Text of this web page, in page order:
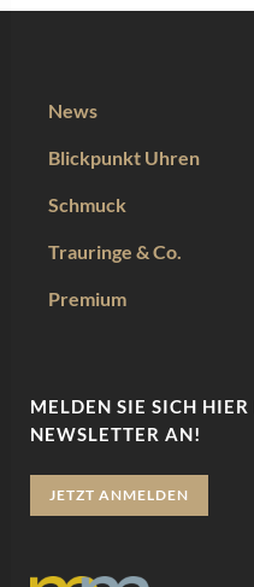
News
Blickpunkt Uhren
Schmuck
Trauringe & Co.
Premium
MELDEN SIE SICH HIER
NEWSLETTER AN!
JETZT ANMELDEN